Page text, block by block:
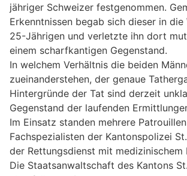
jähriger Schweizer festgenommen.
Erkenntnissen begab sich dieser in die
25-Jährigen und verletzte ihn dort
einem scharfkantigen Gegenstand.
In welchem Verhältnis die beiden
zueinanderstehen, der genaue
Hintergründe der Tat sind derzeit
Gegenstand der laufenden
Im Einsatz standen mehrere
Fachspezialisten der Kantonspolizei
der Rettungsdienst mit medizinischem
Die Staatsanwaltschaft des Kantons